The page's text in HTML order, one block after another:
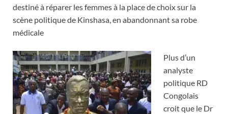
destiné à réparer les femmes à la place de choix sur la
scène politique de Kinshasa, en abandonnant sa robe
médicale
Plus d’un
analyste
politique RD
Congolais
croit que le Dr